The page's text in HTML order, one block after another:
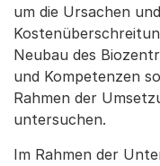
um die Ursachen
Neubau des
und Kompetenzen
Rahmen der
untersuchen.
Im Rahmen der